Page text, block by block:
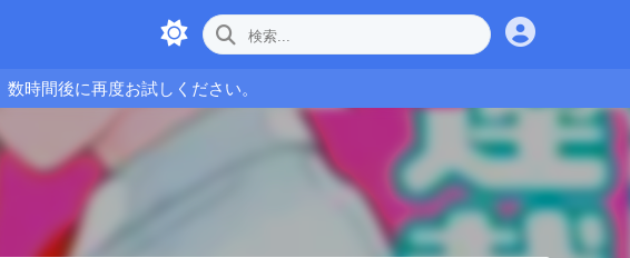
時間後に再度お試しください。